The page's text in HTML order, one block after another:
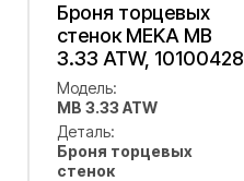
Броня торцевых
стенок MEKA MB
3.33 ATW, 10100428
Модель:
MB 3.33 ATW
Деталь:
Броня торцевых
стенок